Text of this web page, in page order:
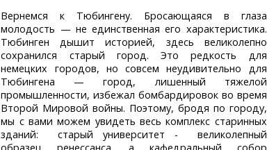
Вернемся к Тюбингену. Бросающаяся в глаза
молодость — не единственная его характеристика.
Тюбинген дышит историей, здесь великолепно
сохранился старый город. Это редкость для
немецких городов, но совсем неудивительно для
Тюбингена — город, лишенный тяжелой
промышленности, избежал бомбардировок во время
Второй Мировой войны. Поэтому, бродя по городу,
мы с вами можем увидеть весь комплекс старинных
зданий: старый университет - великолепный